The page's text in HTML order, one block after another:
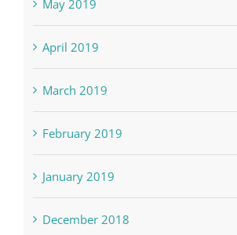
May 2019
April 2019
March 2019
February 2019
January 2019
December 2018